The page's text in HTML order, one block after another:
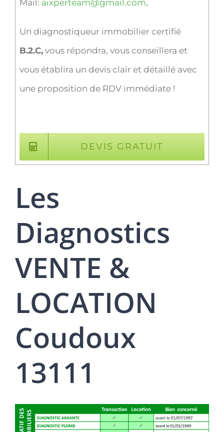
Mail: aixperteam@gmail.com,
Un diagnostiqueur immobilier certifié
B.2.C,vous répondra, vous conseillera et
vous établira un devis clair et détaillé avec
une proposition de RDV immédiate !
DEVIS GRATUIT
Les
Diagnostics
VENTE &
LOCATION
Coudoux
13111